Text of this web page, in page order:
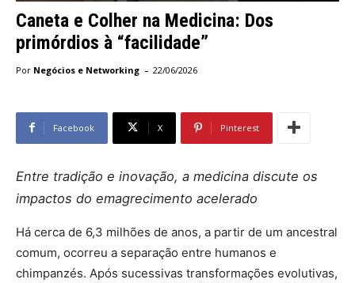
Caneta e Colher na Medicina: Dos
primórdios à “facilidade”
Por Negócios e Networking - 22/06/2026
Facebook X Pinterest
Entre tradição e inovação, a medicina discute os
impactos do emagrecimento acelerado
Há cerca de 6,3 milhões de anos, a partir de um ancestral
comum, ocorreu a separação entre humanos e
chimpanzés. Após sucessivas transformações evolutivas,